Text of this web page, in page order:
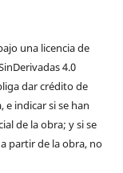
una licencia de
4.0
dar crédito de
e indicar si se han
de la obra; y si se
partir de la obra, no